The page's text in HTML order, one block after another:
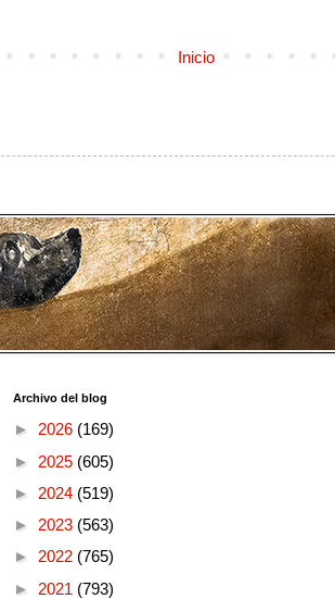
Inicio
Archivo del blog
► 2026 (169)
► 2025 (605)
► 2024 (519)
► 2023 (563)
► 2022 (765)
► 2021 (793)